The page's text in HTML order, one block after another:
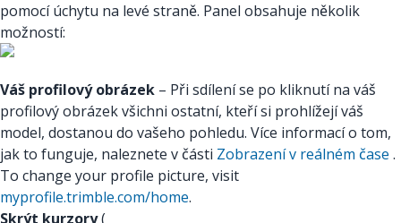
pomocí úchytu na levé straně. Panel obsahuje několik
možností:
Váš profilový obrázek – Při sdílení se po kliknutí na váš
profilový obrázek všichni ostatní, kteří si prohlížejí váš
model, dostanou do vašeho pohledu. Více informací o tom,
jak to funguje, naleznete v části Zobrazení v reálném čase .
To change your profile picture, visit
myprofile.trimble.com/home.
Skrýt kurzory(